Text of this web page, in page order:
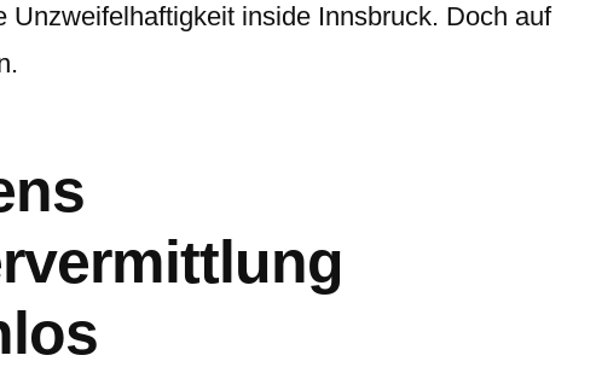
Unzweifelhaftigkeit inside Innsbruck. Doch auf